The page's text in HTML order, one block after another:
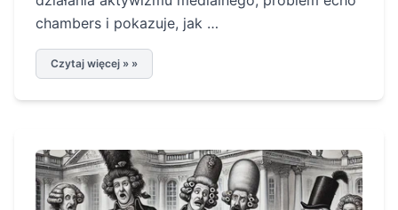
chambers i pokazuje, jak …
Czytaj więcej » »